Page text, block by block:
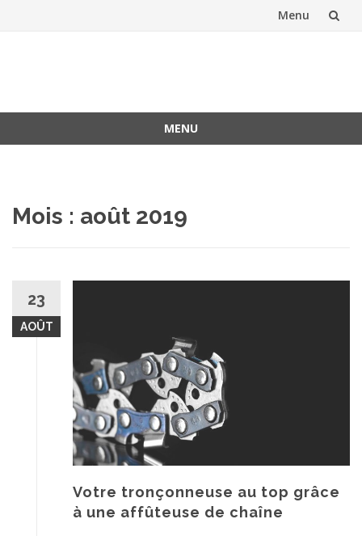
Menu
MENU
Mois : août 2019
23
AOÛT
Votre tronçonneuse au top grâce
à une affûteuse de chaîne